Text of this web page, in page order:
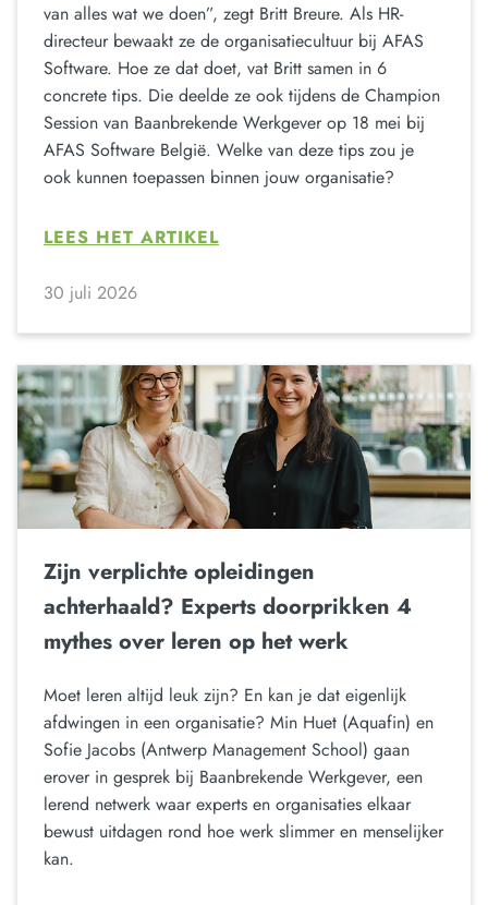
van alles wat we doen”, zegt Britt Breure. Als HR-
directeur bewaakt ze de organisatiecultuur bij AFAS
Software. Hoe ze dat doet, vat Britt samen in 6
concrete tips. Die deelde ze ook tijdens de Champion
Session van Baanbrekende Werkgever op 18 mei bij
AFAS Software België. Welke van deze tips zou je
ook kunnen toepassen binnen jouw organisatie?
LEES HET ARTIKEL
30 juli 2026
Zijn verplichte opleidingen
achterhaald? Experts doorprikken 4
mythes over leren op het werk
Moet leren altijd leuk zijn? En kan je dat eigenlijk
afdwingen in een organisatie? Min Huet (Aquafin) en
Sofie Jacobs (Antwerp Management School) gaan
erover in gesprek bij Baanbrekende Werkgever, een
lerend netwerk waar experts en organisaties elkaar
bewust uitdagen rond hoe werk slimmer en menselijker
kan.